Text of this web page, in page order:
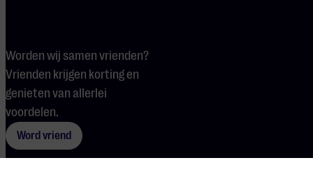
Worden wij samen vrienden?
Vrienden krijgen korting en
genieten van allerlei
voordelen.
Word vriend